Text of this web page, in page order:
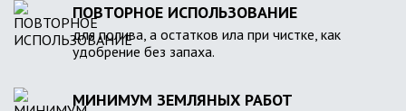
ПОВТОРНОЕ ИСПОЛЬЗОВАНИЕ
для полива, а остатков ила при чистке, как
удобрение без запаха.
МИНИМУМ ЗЕМЛЯНЫХ РАБОТ